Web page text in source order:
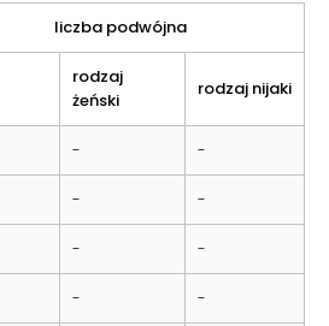
liczba podwójna
rodzaj
żeński
rodzaj nijaki
- -
- -
- -
- -